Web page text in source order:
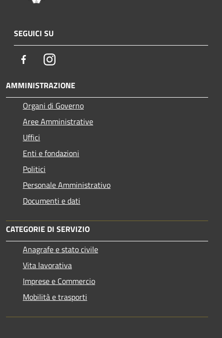
SEGUICI SU
FacebookInstagram
AMMINISTRAZIONE
Organi di Governo
Aree Amministrative
Uffici
Enti e fondazioni
Politici
Personale Amministrativo
Documenti e dati
CATEGORIE DI SERVIZIO
Anagrafe e stato civile
Vita lavorativa
Imprese e Commercio
Mobilità e trasporti